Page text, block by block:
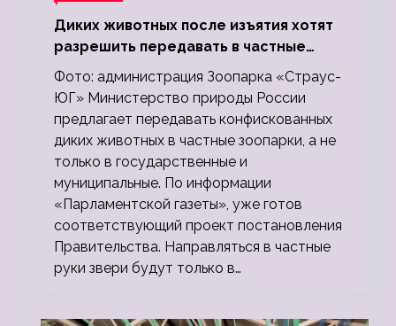
Диких животных после изъятия хотят
разрешить передавать в частные
зоопарки
Фото: администрация Зоопарка «Страус-
ЮГ» Министерство природы России
предлагает передавать конфискованных
диких животных в частные зоопарки, а не
только в государственные и
муниципальные. По информации
«Парламентской газеты», уже готов
соответствующий проект постановления
Правительства. Направляться в частные
руки звери будут только в…